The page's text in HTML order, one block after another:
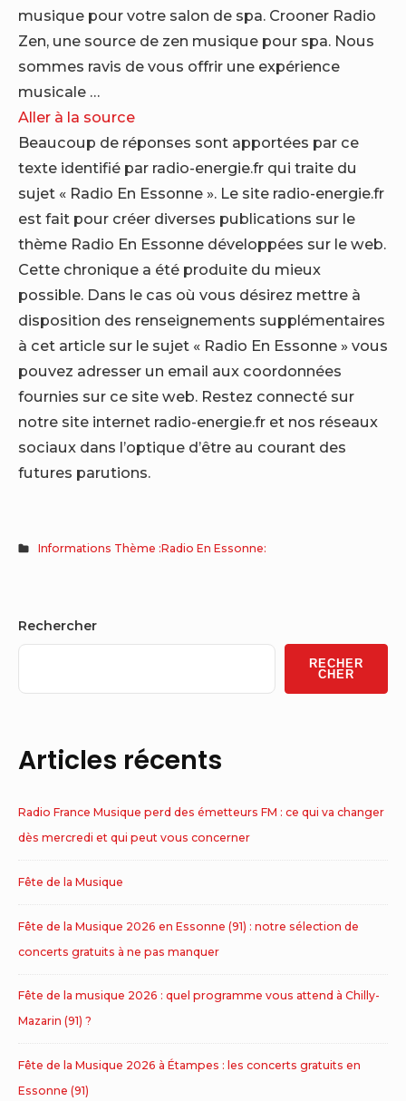
musique pour votre salon de spa. Crooner Radio
Zen, une source de zen musique pour spa. Nous
sommes ravis de vous offrir une expérience
musicale …
Aller à la source
Beaucoup de réponses sont apportées par ce
texte identifié par radio-energie.fr qui traite du
sujet « Radio En Essonne ». Le site radio-energie.fr
est fait pour créer diverses publications sur le
thème Radio En Essonne développées sur le web.
Cette chronique a été produite du mieux
possible. Dans le cas où vous désirez mettre à
disposition des renseignements supplémentaires
à cet article sur le sujet « Radio En Essonne » vous
pouvez adresser un email aux coordonnées
fournies sur ce site web. Restez connecté sur
notre site internet radio-energie.fr et nos réseaux
sociaux dans l’optique d’être au courant des
futures parutions.
Informations Thème :Radio En Essonne:
Sidebar
Widget
Area
Rechercher
RECHER
CHER
Articles récents
Radio France Musique perd des émetteurs FM : ce qui va changer
dès mercredi et qui peut vous concerner
Fête de la Musique
Fête de la Musique 2026 en Essonne (91) : notre sélection de
concerts gratuits à ne pas manquer
Fête de la musique 2026 : quel programme vous attend à Chilly-
Mazarin (91) ?
Fête de la Musique 2026 à Étampes : les concerts gratuits en
Essonne (91)